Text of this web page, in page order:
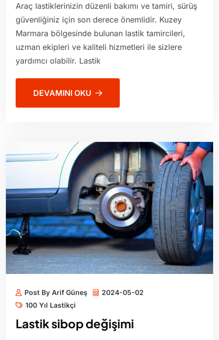
Araç lastiklerinizin düzenli bakımı ve tamiri, sürüş
güvenliğiniz için son derece önemlidir. Kuzey
Marmara bölgesinde bulunan lastik tamircileri,
uzman ekipleri ve kaliteli hizmetleri ile sizlere
yardımcı olabilir. Lastik
DEVAMINI OKU
Post By Arif Güneş
2024-05-02
100 Yıl Lastikçi
Lastik sibop değişimi